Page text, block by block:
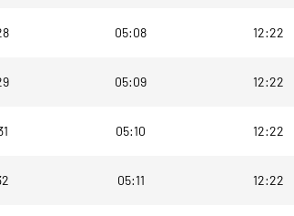
05:08 12:22
05:09 12:22
05:10 12:22
05:11 12:22